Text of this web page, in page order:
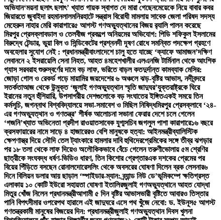
অভিযান‘ময়না ছলাৎ ছলাৎ’ খ্যাত গায়ক স্বাগত দে মারা গেছেনমেয়েকে নিয়ে বাবার কবর
জিয়ারতে জুবাইদা রহমানলালমনিরহাটে সন্ত্রাস বিরোধী মামলায় সাবেক জেলা পরিষদ সদস্য
মেহেরুন নাহার মেরি কারাগারে৫ আগস্ট গণঅভ্যুত্থানের বিজয় র‍্যালি পালন করেছে
মিরপুর প্রেসক্লাবডাল ও তেলবীজ প্রকল্পে অনিয়মের অভিযোগ: পিডি শফিকুল ইসলামের
বিরুদ্ধে টেন্ডার, ভুয়া বিল ও সিন্ডিকেটের প্রশ্ননদী দূষণ রোধে সমন্বিত পদক্ষেপ গ্রহণে
অবহেলার সুযোগ নেই : প্রধানমন্ত্রীবাংলাদেশে চালু হতে যাচ্ছে ‘ক্যাফে আমাজন’দক্ষিণ
লেবাননে ২ ইসরায়েলি সেনা নিহত, আহত ৪মহেশখালীর এলএনজি টার্মিনাল থেকে আংশিক
গ্যাস সরবরাহ শুরুস্বর্ণের দামে বড় লাফ, ভরিতে বাড়ল কতদুর্দান্ত কামব্যাক মেসির:
জোড়া গোল ও রেকর্ড গড়ে মায়ামির জয়দেশের ৬ অঞ্চলে ঝড়-বৃষ্টির আভাস, নদীবন্দরে
সতর্কতাআজ থেকে উন্মুক্ত ‘জুলাই গণঅভ্যুত্থান স্মৃতি জাদুঘর’যুক্তরাষ্ট্রকে ঘিরে
ইরানের নতুন হুঁশিয়ারি, উপসাগরীয় দেশগুলোকে বড় সংঘাতের ইঙ্গিতএকই সময়ে তিন
কর্মসূচি, জগন্নাথ বিশ্ববিদ্যালয়ে সভা-সমাবেশ ও মিছিল নিষিদ্ধমিরপুর প্রেসক্লাবে ‘২৪-
এর গণঅভ্যুত্থান ও গণতন্ত্র’ শীর্ষক আলোচনা সভানা ফেরার দেশে চলে গেলেন
‘গজনি’খ্যাত অভিনেতা প্রদীপ রাওয়াতসাবেক যুগ্মসচিব জগলুল পাশা কারাগারে১৬ বছরে
ক্রসফায়ারের নামে সাড়ে ৪ হাজারেরও বেশি মানুষকে হত্যা: আইনমন্ত্রীব্যালিস্টিক
ক্ষেপণাস্ত্র দিয়ে সৌদি তেল ট্যাংকারে হামলার দাবি হুথিদেরপ্রেমিকের সঙ্গে তীব্র ঝগড়ার
পর ১৮ তলা থেকে লাফ দিয়েও অলৌকিকভাবে বেঁচে গেলেন তরুণীভোলায় ৫ম শ্রেণির
ছাত্রীকে সংঘবদ্ধ ধর্ষণ-ভিডিও ধারণ, তিন কিশোর গ্রেপ্তারএক দশকের প্রেমের পর
বিয়ের পিঁড়িতে বসছেন রোনালদোরেসলিং থেকে অবসরের ঘোষণা দিলেন ব্রক লেসনার৬
দিনে বিলিয়ন ডলার আয় ছাড়াল ‘স্পাইডার-ম্যান: ব্র্যান্ড নিউ ডে’ভূমিকম্পে ক্ষতিগ্রস্ত
এলাকায় ১০ কোটি ইউরো সহায়তা ঘোষণা ইতালিরজুলাই গণঅভ্যুত্থানে আহত যোদ্ধা
মিতুর খোঁজ নিলেন প্রধানমন্ত্রীআগামী ৫ দিন বৃষ্টির আভাসভারী বৃষ্টিতে আবারও তিস্তার
পানি বিপৎসীমার ওপরেপথ হারালে এই জাদুঘরে এসে পথ খুঁজে নেবো: ড. ইউনূস৫ আগস্ট
গণতন্ত্রকামী মানুষের বিজয়ের দিন: প্রধানমন্ত্রীজুলাই গণঅভ্যুত্থান দিবস খুলনা